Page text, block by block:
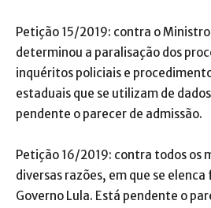
Petição 15/2019: contra o
determinou a paralisação dos
inquéritos policiais e
estaduais que se utilizam de dados
pendente o parecer de admissão.
Petição 16/2019: contra todos os
diversas razões, em que se
Governo Lula. Está pendente o